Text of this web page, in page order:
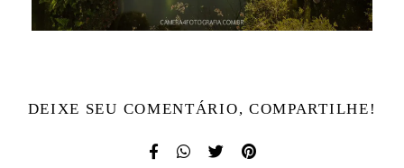
DEIXE SEU COMENTÁRIO, COMPARTILHE!